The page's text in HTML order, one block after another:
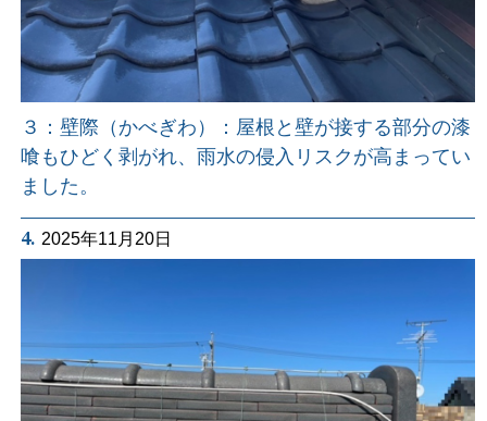
３：壁際（かべぎわ）：屋根と壁が接する部分の漆
喰もひどく剥がれ、雨水の侵入リスクが高まってい
ました。
4. 2025年11月20日